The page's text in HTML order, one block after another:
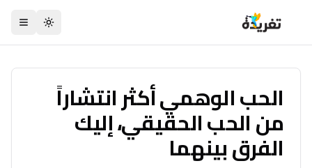
تبديل
الحب الوهمي أكثر انتشاراً
من الحب الحقيقي، إليك
الفرق بينهما